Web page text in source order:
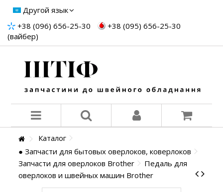
Другой язык
+38 (096) 656-25-30
+38 (095) 656-25-30
(вайбер)
Каталог
● Запчасти для бытовых оверлоков, коверлоков
Запчасти для оверлоков Brother
Педаль для
оверлоков и швейных машин Brother